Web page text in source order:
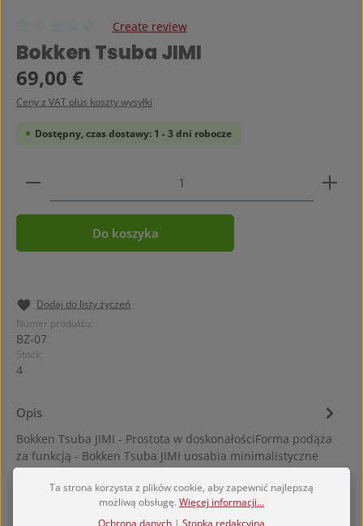
Średnia ocena 0 z 5 gwiazdek
Create review
Bokken Tsuba JIMI
Cena regularna:
69,00 €
Ceny z VAT plus koszty wysyłki
Dostępny, czas dostawy: 1 - 3 dni robocze
Ilość produktu: Wprowadź żądaną ilość lub użyj
Do koszyka
Dodaj do listy życzeń
Numer produktu:
BZ-07
Stock:
4
Opis
Bokken Tsuba JIMI - Prostota w doskonałościForma podąża
za funkcją - Bokken Tsuba JIMI uosabia minimalistyczne
podejście do…Więcej
Ta strona korzysta z plików cookie, aby zapewnić najlepszą
możliwą obsługę. Więcej informacji...
Ochrona danych | Stopka redakcyjna